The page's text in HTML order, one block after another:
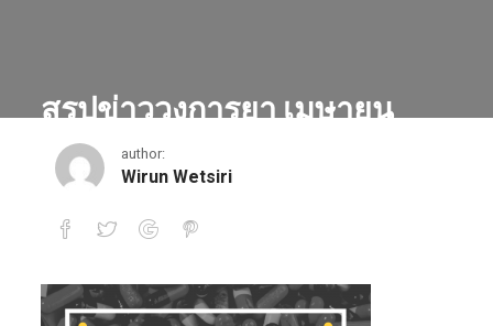
สรุปข่าววงการยา เมษายน
2562
author:
Wirun Wetsiri
สรุปข่าววงการยา เมษายน 2562